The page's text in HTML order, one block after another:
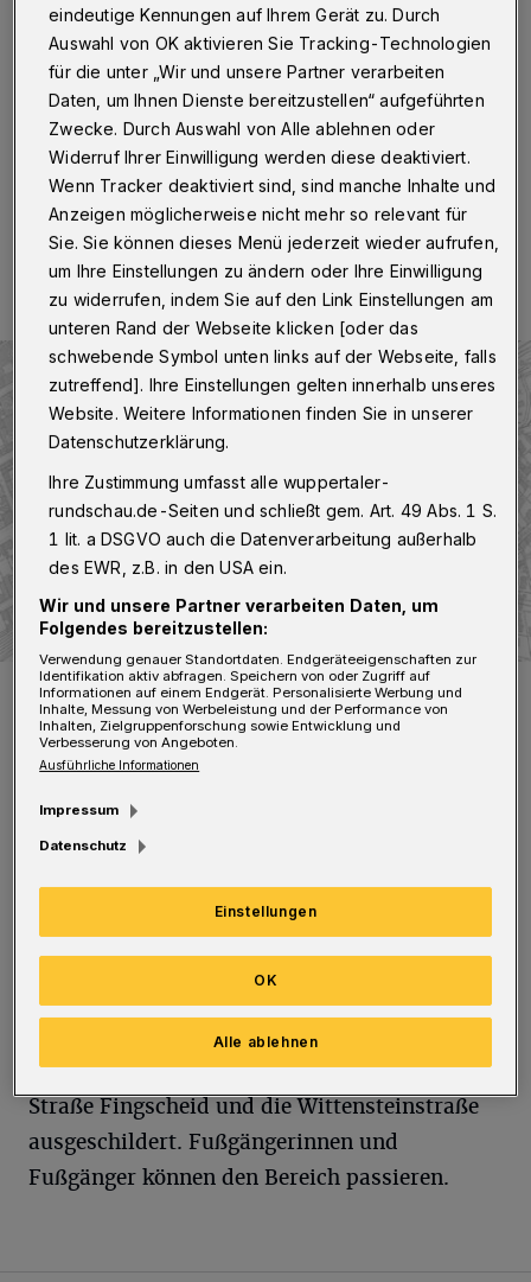
Wuppertal·Die Wuppertaler Stadtwerke (WSW)
arbeiten ab Montag (26. September 2022) in der
Emilienstraße auf Höhe der Bahnbrücke an einer
defekten Gasleitung.
22.09.2022 , 07:30 Uhr Eine Minute Lesezeit
Die empfohlene Umleitung.
Foto: WSW
Wittensteinstraße ist die Emilienstraße in
diesem Bereich für die sechswöchigen
Arbeiten gesperrt. Die Gegenrichtung ist
weiterhin befahrbar.
Eine Umleitung wird über die Siegesstraße, die
Straße Fingscheid und die Wittensteinstraße
ausgeschildert. Fußgängerinnen und
Fußgänger können den Bereich passieren.
eindeutige Kennungen auf Ihrem Gerät zu. Durch
Auswahl von OK aktivieren Sie Tracking-Technologien
für die unter „Wir und unsere Partner verarbeiten
Daten, um Ihnen Dienste bereitzustellen“ aufgeführten
Zwecke. Durch Auswahl von Alle ablehnen oder
Widerruf Ihrer Einwilligung werden diese deaktiviert.
Wenn Tracker deaktiviert sind, sind manche Inhalte und
Anzeigen möglicherweise nicht mehr so relevant für
Sie. Sie können dieses Menü jederzeit wieder aufrufen,
um Ihre Einstellungen zu ändern oder Ihre Einwilligung
zu widerrufen, indem Sie auf den Link Einstellungen am
unteren Rand der Webseite klicken [oder das
schwebende Symbol unten links auf der Webseite, falls
zutreffend]. Ihre Einstellungen gelten innerhalb unseres
Website. Weitere Informationen finden Sie in unserer
Datenschutzerklärung.
Ihre Zustimmung umfasst alle wuppertaler-
rundschau.de-Seiten und schließt gem. Art. 49 Abs. 1 S.
1 lit. a DSGVO auch die Datenverarbeitung außerhalb
des EWR, z.B. in den USA ein.
Wir und unsere Partner verarbeiten Daten, um
Folgendes bereitzustellen:
Verwendung genauer Standortdaten. Endgeräteeigenschaften zur
Identifikation aktiv abfragen. Speichern von oder Zugriff auf
Informationen auf einem Endgerät. Personalisierte Werbung und
Inhalte, Messung von Werbeleistung und der Performance von
Inhalten, Zielgruppenforschung sowie Entwicklung und
Verbesserung von Angeboten.
Ausführliche Informationen
Impressum
Datenschutz
Einstellungen
Alle ablehnen
OK